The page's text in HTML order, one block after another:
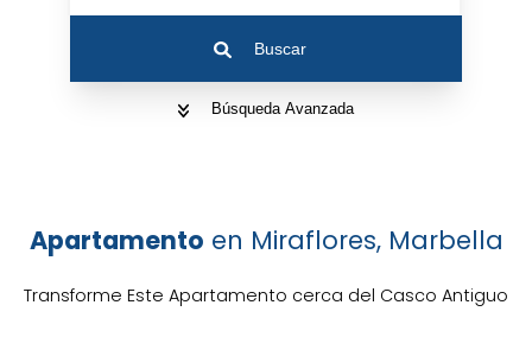
Buscar
Búsqueda Avanzada
Apartamento en Miraflores, Marbella
Transforme Este Apartamento cerca del Casco Antiguo